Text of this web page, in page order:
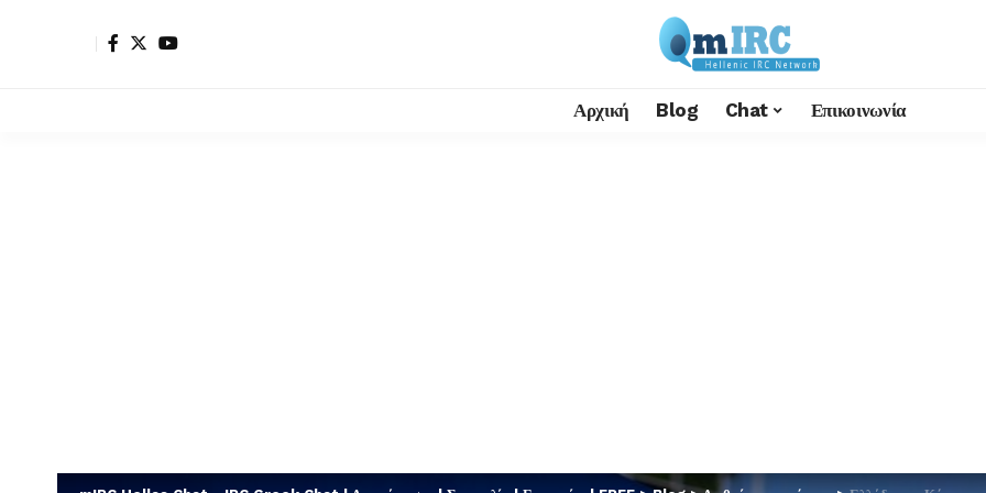
Αρχική Blog Chat Επικοινωνία